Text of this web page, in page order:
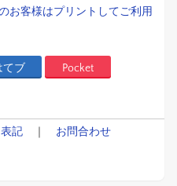
お客様はプリントしてご利用
てブ Pocket
記 お問合わせ